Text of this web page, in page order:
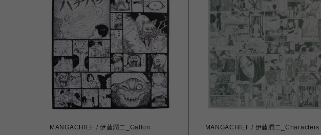
MANGACHIEF / 伊藤潤二_Gallon
MANGACHIEF / 伊藤潤二_Characters